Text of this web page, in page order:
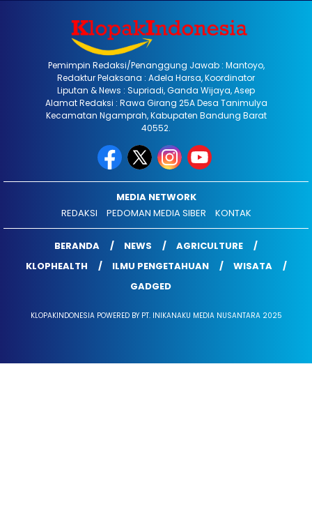
Pemimpin Redaksi/Penanggung Jawab : Mantoyo,
Redaktur Pelaksana : Adela Harsa, Koordinator
Liputan & News : Supriadi, Ganda Wijaya, Asep
Alamat Redaksi : Rawa Girang 25A Desa Tanimulya
Kecamatan Ngamprah, Kabupaten Bandung Barat
40552.
MEDIA NETWORK
REDAKSI
PEDOMAN MEDIA SIBER KONTAK
BERANDA NEWS
AGRICULTURE
KLOPHEALTH
ILMU PENGETAHUAN
WISATA
GADGED
KLOPAKINDONESIA POWERED BY PT. INIKANAKU MEDIA NUSANTARA 2025